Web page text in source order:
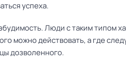
успеха.
Люди с таким типом
можно действовать, а где
дозволенного.